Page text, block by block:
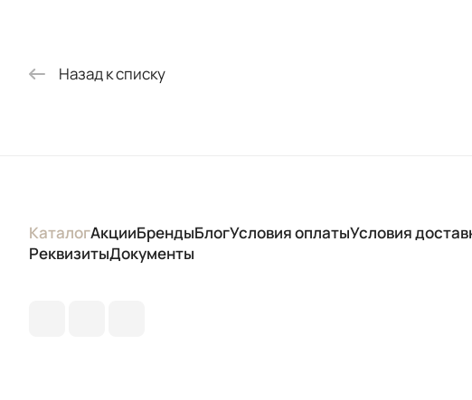
Назад к списку
КаталогАкцииБрендыБлогУсловия оплатыУсловия
РеквизитыДокументы